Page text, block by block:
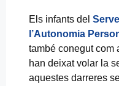
Els infants del
l’Autonomia
també conegut com
han deixat volar la
aquestes darreres